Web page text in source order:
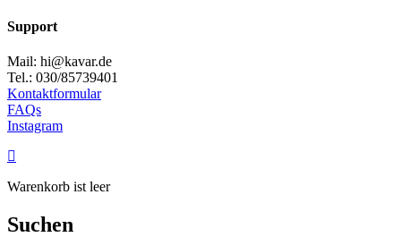
Support
Mail: hi@kavar.de
Tel.: 030/85739401
Kontaktformular
FAQs
Instagram
Warenkorb ist leer
Suchen